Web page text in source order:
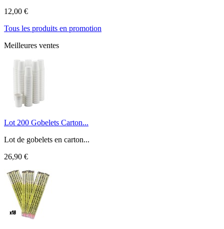
12,00 €
Tous les produits en promotion
Meilleures ventes
Lot 200 Gobelets Carton...
Lot de gobelets en carton...
26,90 €